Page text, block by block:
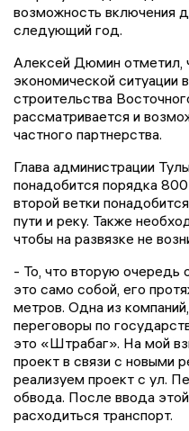
возможность включения
следующий год.
Алексей Дюмин отметил,
экономической ситуации
строительства
рассматривается и
частного партнерства.
Глава администрации
понадобится порядка
второй ветки
пути и реку. Также
чтобы на развязке не
- То, что вторую очередь
это само собой, его
метров. Одна из
переговоры по
это «Штрабаг». На мой
проект в связи с новыми
реализуем проект с ул.
обвода. После ввода
расходиться транспорт.